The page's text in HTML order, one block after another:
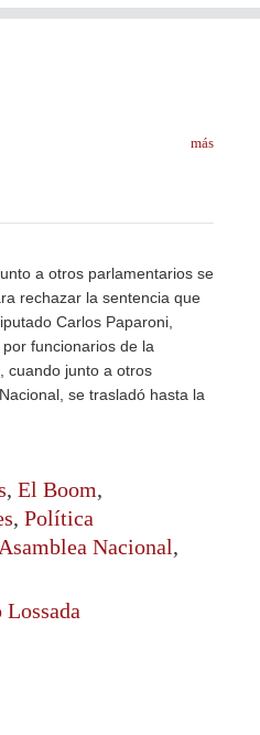
a otros parlamentarios se
rechazar la sentencia que
Carlos Paparoni,
funcionarios de la
cuando junto a otros
se trasladó hasta la
más
, El Boom,
, Política
Asamblea Nacional,
Lossada